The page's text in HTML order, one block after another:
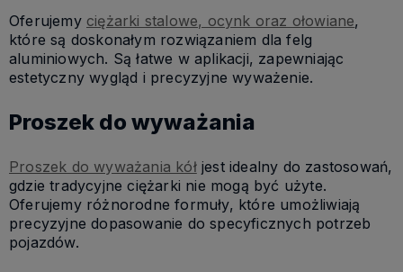
Oferujemy ciężarki stalowe, ocynk oraz ołowiane,
które są doskonałym rozwiązaniem dla felg
aluminiowych. Są łatwe w aplikacji, zapewniając
estetyczny wygląd i precyzyjne wyważenie.
Proszek do wyważania
Proszek do wyważania kółjest idealny do zastosowań,
gdzie tradycyjne ciężarki nie mogą być użyte.
Oferujemy różnorodne formuły, które umożliwiają
precyzyjne dopasowanie do specyficznych potrzeb
pojazdów.